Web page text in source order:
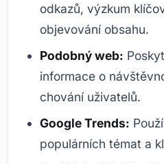
odkazů, výzkum
objevování obsahu.
Podobný web:
informace o
chování uživatelů.
Google Trends:
populárních témat a